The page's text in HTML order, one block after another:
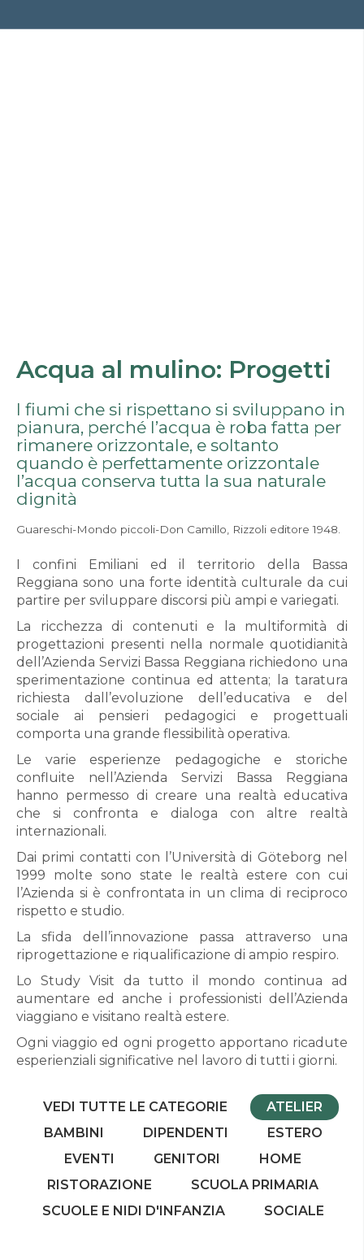
Acqua al mulino: Progetti
I fiumi che si rispettano si sviluppano in
pianura, perché l’acqua è roba fatta per
rimanere orizzontale, e soltanto
quando è perfettamente orizzontale
l’acqua conserva tutta la sua naturale
dignità
Guareschi-Mondo piccoli-Don Camillo, Rizzoli editore 1948.
I confini Emiliani ed il territorio della Bassa
Reggiana sono una forte identità culturale da cui
partire per sviluppare discorsi più ampi e variegati.
La ricchezza di contenuti e la multiformità di
progettazioni presenti nella normale quotidianità
dell’Azienda Servizi Bassa Reggiana richiedono una
sperimentazione continua ed attenta; la taratura
richiesta dall’evoluzione dell’educativa e del
sociale ai pensieri pedagogici e progettuali
comporta una grande flessibilità operativa.
Le varie esperienze pedagogiche e storiche
confluite nell’Azienda Servizi Bassa Reggiana
hanno permesso di creare una realtà educativa
che si confronta e dialoga con altre realtà
internazionali.
Dai primi contatti con l’Università di Göteborg nel
1999 molte sono state le realtà estere con cui
l’Azienda si è confrontata in un clima di reciproco
rispetto e studio.
La sfida dell’innovazione passa attraverso una
riprogettazione e riqualificazione di ampio respiro.
Lo Study Visit da tutto il mondo continua ad
aumentare ed anche i professionisti dell’Azienda
viaggiano e visitano realtà estere.
Ogni viaggio ed ogni progetto apportano ricadute
esperienziali significative nel lavoro di tutti i giorni.
VEDI TUTTE LE CATEGORIE
ATELIER
BAMBINI
DIPENDENTI
ESTERO
EVENTI
GENITORI
HOME
RISTORAZIONE
SCUOLA PRIMARIA
SCUOLE E NIDI D'INFANZIA
SOCIALE